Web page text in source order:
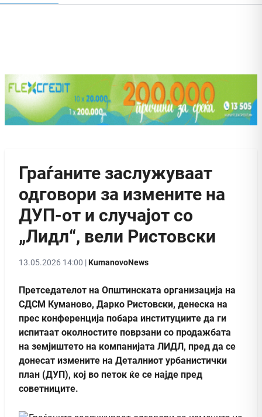
Граѓаните заслужуваат
одговори за измените на
ДУП-от и случајот со
„Лидл“, вели Ристовски
13.05.2026 14:00 |KumanovoNews
Претседателот на Општинската организација на
СДСМ Куманово, Дарко Ристовски, денеска на
прес конференција побара институциите да ги
испитаат околностите поврзани со продажбата
на земјиштето на компанијата ЛИДЛ, пред да се
донесат измените на Деталниот урбанистички
план (ДУП), кој во петок ќе се најде пред
советниците.